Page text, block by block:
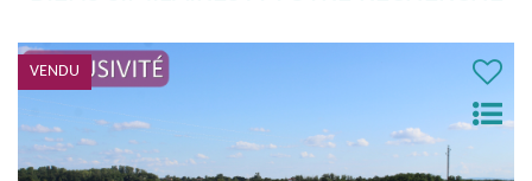
EXCLUSIVITÉ